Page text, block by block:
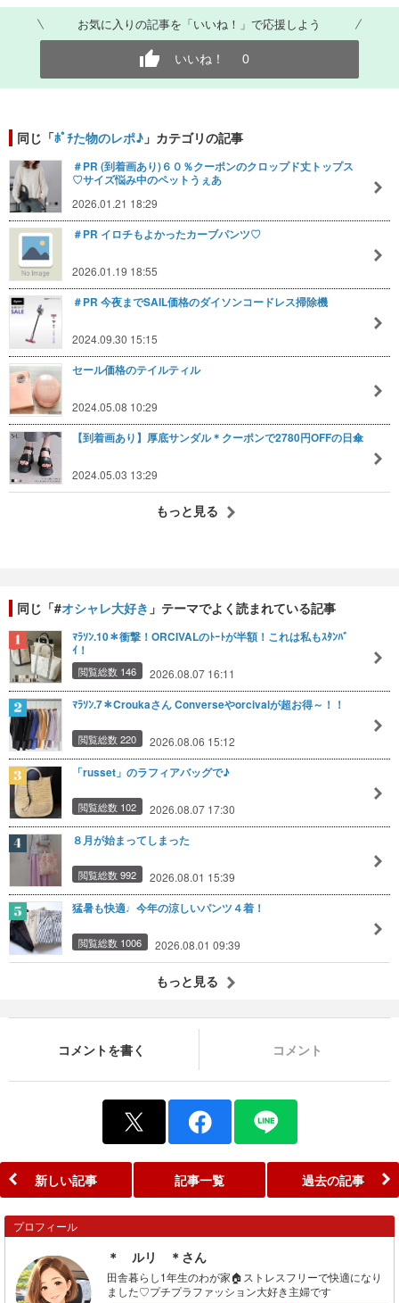
お気に入りの記事を「いいね！」で応援しよう
いいね！ 0
同じ「ﾎﾟﾁた物のレポ♪ 」カテゴリの記事
＃PR (到着画あり)６０％クーポンのクロップド丈トップス
♡サイズ悩み中のペットうぇあ
2026.01.21 18:29
＃PR イロチもよかったカーブパンツ♡
2026.01.19 18:55
＃PR 今夜までSAIL価格のダイソンコードレス掃除機
2024.09.30 15:15
セール価格のテイルティル
2024.05.08 10:29
【到着画あり】厚底サンダル＊クーポンで2780円OFFの日傘
2024.05.03 13:29
もっと見る
同じ「#オシャレ大好き 」テーマでよく読まれている記事
ﾏﾗｿﾝ.10＊衝撃！ORCIVALのﾄｰﾄが半額！これは私もｽﾀﾝﾊﾞ
ｲ！
閲覧総数 146 2026.08.07 16:11
ﾏﾗｿﾝ.7＊Croukaさん Converseやorcivalが超お得～！！
閲覧総数 220 2026.08.06 15:12
「russet」のラフィアバッグで♪
閲覧総数 102 2026.08.07 17:30
８月が始まってしまった
閲覧総数 992 2026.08.01 15:39
猛暑も快適♩今年の涼しいパンツ４着！
閲覧総数 1006 2026.08.01 09:39
もっと見る
コメントを書く コメント
新しい記事 記事一覧 過去の記事
プロフィール
＊ ルリ ＊さん
田舎暮らし1年生のわが家🏠ストレスフリーで快適になり
ました♡プチプラファッション大好き主婦です